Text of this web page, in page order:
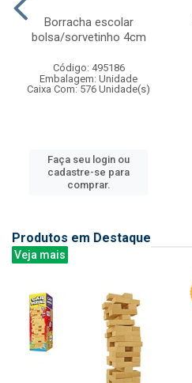
Borracha escolar
bolsa/sorvetinho 4cm
Código: 495186
Embalagem: Unidade
Caixa Com: 576 Unidade(s)
Faça seu login ou
cadastre-se para
comprar.
Produtos em Destaque
Veja mais